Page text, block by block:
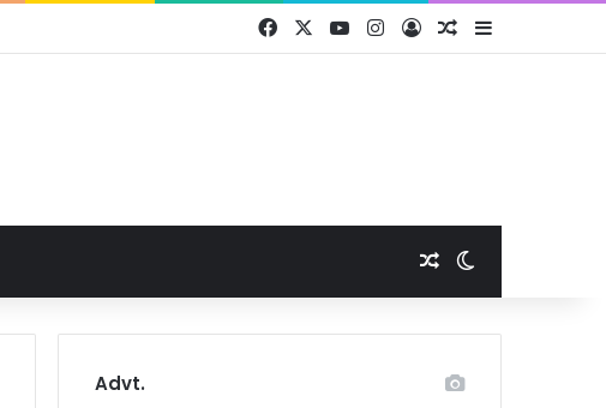
Facebook YouTubeInstagram
Log InRandom Article
Random Article
Advt.